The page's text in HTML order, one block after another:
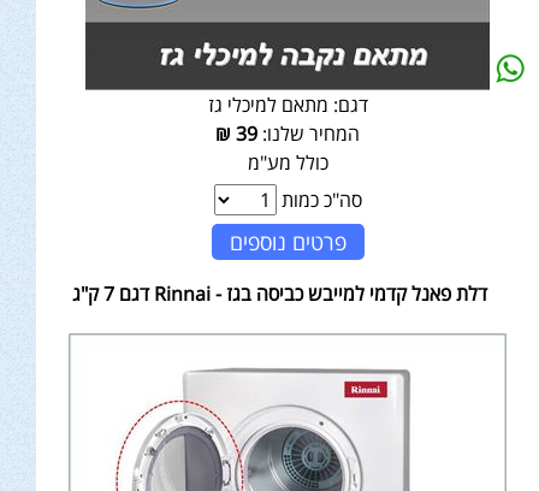
דגם: מתאם למיכלי גז
המחיר שלנו: 39
₪
כולל מע"מ
סה"כ כמות
פרטים נוספים
דלת פאנל קדמי למייבש כביסה בגז - Rinnai דגם 7 ק"ג